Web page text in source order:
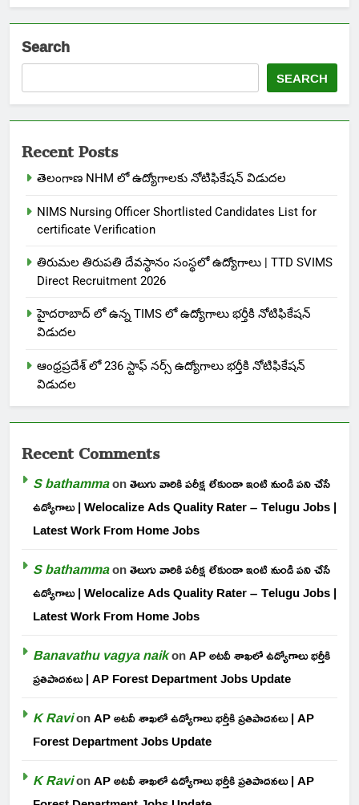
Search
SEARCH
Recent Posts
తెలంగాణ NHM లో ఉద్యోగాలకు నోటిఫికేషన్ విడుదల
NIMS Nursing Officer Shortlisted Candidates List for
certificate Verification
తిరుమల తిరుపతి దేవస్థానం సంస్థలో ఉద్యోగాలు | TTD SVIMS
Direct Recruitment 2026
హైదరాబాద్ లో ఉన్న TIMS లో ఉద్యోగాలు భర్తీకి నోటిఫికేషన్
విడుదల
ఆంధ్రప్రదేశ్ లో 236 స్టాఫ్ నర్స్ ఉద్యోగాలు భర్తీకి నోటిఫికేషన్
విడుదల
Recent Comments
S bathammaonతెలుగు వారికి పరీక్ష లేకుండా ఇంటి నుండి పని చేసే
ఉద్యోగాలు | Welocalize Ads Quality Rater – Telugu Jobs |
Latest Work From Home Jobs
S bathammaonతెలుగు వారికి పరీక్ష లేకుండా ఇంటి నుండి పని చేసే
ఉద్యోగాలు | Welocalize Ads Quality Rater – Telugu Jobs |
Latest Work From Home Jobs
Banavathu vagya naikonAP అటవీ శాఖలో ఉద్యోగాలు భర్తీకి
ప్రతిపాదనలు | AP Forest Department Jobs Update
K RavionAP అటవీ శాఖలో ఉద్యోగాలు భర్తీకి ప్రతిపాదనలు | AP
Forest Department Jobs Update
K RavionAP అటవీ శాఖలో ఉద్యోగాలు భర్తీకి ప్రతిపాదనలు | AP